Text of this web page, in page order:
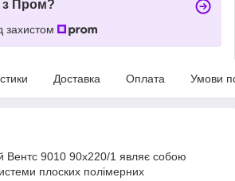
з Пром?
захистом
Доставка Оплата Умови
Вентс 9010 90х220/1 являє собою
плоских полімерних